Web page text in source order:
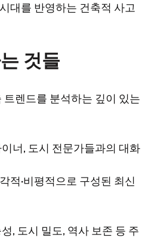
대를 반영하는 건축적 사고
것들
트렌드를 분석하는 깊이 있는
너, 도시 전문가들과의 대화
적·비평적으로 구성된 최신
, 도시 밀도, 역사 보존 등 주